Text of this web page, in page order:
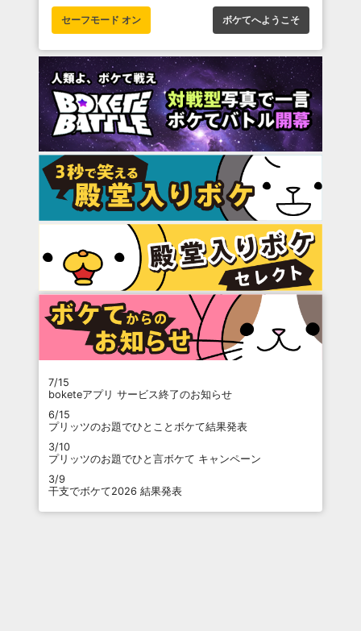
セーフモード オン ボケてへようこそ
7/15
boketeアプリ サービス終了のお知らせ
6/15
プリッツのお題でひとことボケて結果発表
3/10
プリッツのお題でひと言ボケて キャンペーン
3/9
干支でボケて2026 結果発表